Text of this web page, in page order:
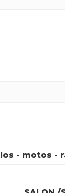
- motos -